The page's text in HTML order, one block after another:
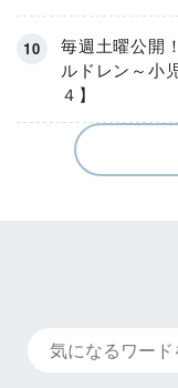
毎週土曜公開
ルドレン～小
４】